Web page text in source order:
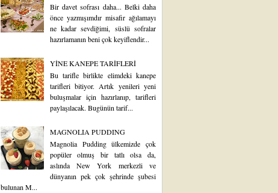
Bir davet sofrası daha... Belki daha
önce yazmışımdır misafir ağılamayı
ne kadar sevdiğimi, süslü sofralar
hazırlamanın beni çok keyiflendir...
YİNE KANEPE TARİFLERİ
Bu tarifle birlikte elimdeki kanepe
tarifleri bitiyor. Artık yenileri yeni
buluşmalar için hazırlanıp, tarifleri
paylaşılacak. Bugünün tarif...
MAGNOLIA PUDDING
Magnolia Pudding ülkemizde çok
popüler olmuş bir tatlı olsa da,
aslında New York merkezli ve
dünyanın pek çok şehrinde şubesi
bulunan M...